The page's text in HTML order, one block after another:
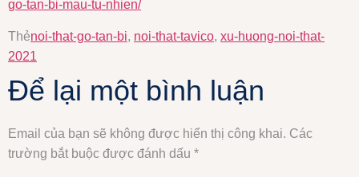
go-tan-bi-mau-tu-nhien/
Thẻnoi-that-go-tan-bi, noi-that-tavico, xu-huong-noi-that-
2021
Để lại một bình luận
Email của bạn sẽ không được hiển thị công khai. Các
trường bắt buộc được đánh dấu *